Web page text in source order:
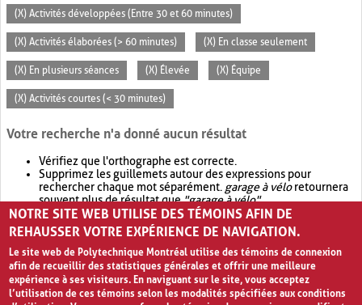
(X) Activités développées (Entre 30 et 60 minutes)
(X) Activités élaborées (> 60 minutes) (X) En classe seulement
(X) En plusieurs séances (X) Élevée (X) Équipe
(X) Activités courtes (< 30 minutes)
Votre recherche n'a donné aucun résultat
Vérifiez que l'orthographe est correcte.
Supprimez les guillemets autour des expressions pour
rechercher chaque mot séparément. garage à véloretournera
souvent plus de résultat que"garage à vélo".
Envisagez d'élargir votre recherche avec OR.garage OR vélo
retournera souvent plus de résultat quegarage à vélo
NOTRE SITE WEB UTILISE DES TÉMOINS AFIN DE
REHAUSSER VOTRE EXPÉRIENCE DE NAVIGATION.
Le site web de Polytechnique Montréal utilise des témoins de connexion
afin de recueillir des statistiques générales et offrir une meilleure
expérience à ses visiteurs. En naviguant sur le site, vous acceptez
l’utilisation de ces témoins selon les modalités spécifiées aux conditions